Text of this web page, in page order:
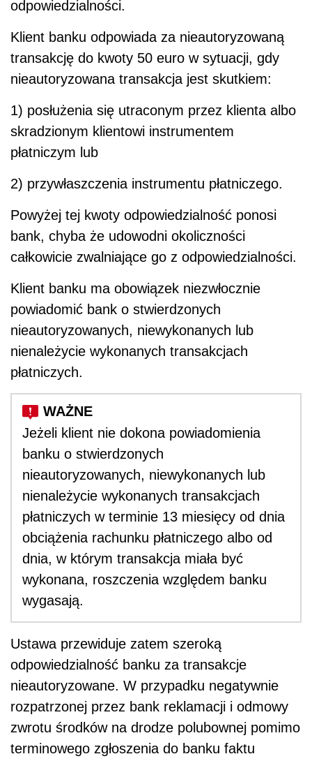
odpowiedzialności.
Klient banku odpowiada za nieautoryzowaną
transakcję do kwoty 50 euro w sytuacji, gdy
nieautoryzowana transakcja jest skutkiem:
1) posłużenia się utraconym przez klienta albo
skradzionym klientowi instrumentem
płatniczym lub
2) przywłaszczenia instrumentu płatniczego.
Powyżej tej kwoty odpowiedzialność ponosi
bank, chyba że udowodni okoliczności
całkowicie zwalniające go z odpowiedzialności.
Klient banku ma obowiązek niezwłocznie
powiadomić bank o stwierdzonych
nieautoryzowanych, niewykonanych lub
nienależycie wykonanych transakcjach
płatniczych.
Jeżeli klient nie dokona powiadomienia
banku o stwierdzonych
nieautoryzowanych, niewykonanych lub
nienależycie wykonanych transakcjach
płatniczych w terminie 13 miesięcy od dnia
obciążenia rachunku płatniczego albo od
dnia, w którym transakcja miała być
wykonana, roszczenia względem banku
wygasają.
Ustawa przewiduje zatem szeroką
odpowiedzialność banku za transakcje
nieautoryzowane. W przypadku negatywnie
rozpatrzonej przez bank reklamacji i odmowy
zwrotu środków na drodze polubownej pomimo
terminowego zgłoszenia do banku faktu